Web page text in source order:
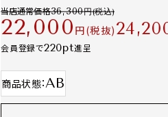
当店通常価格36,300
22,000 税抜
会員登録で220 進呈
商品状態 AB